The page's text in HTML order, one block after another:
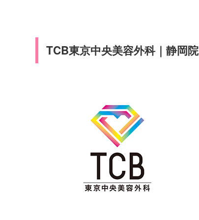
TCB東京中央美容外科｜静岡院